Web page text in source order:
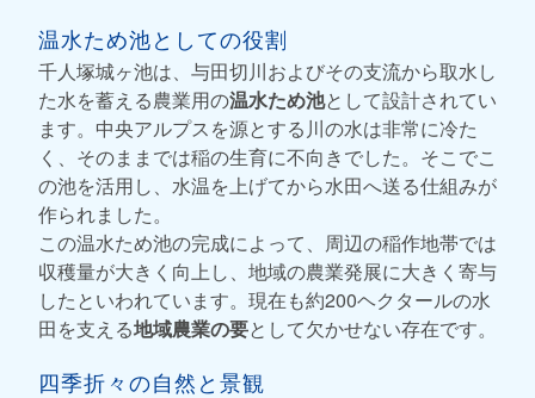
温水ため池としての役割
千人塚城ヶ池は、与田切川およびその支流から取水し
た水を蓄える農業用の温水ため池として設計されてい
ます。中央アルプスを源とする川の水は非常に冷た
く、そのままでは稲の生育に不向きでした。そこでこ
の池を活用し、水温を上げてから水田へ送る仕組みが
作られました。
この温水ため池の完成によって、周辺の稲作地帯では
収穫量が大きく向上し、地域の農業発展に大きく寄与
したといわれています。現在も約200ヘクタールの水
田を支える地域農業の要として欠かせない存在です。
四季折々の自然と景観